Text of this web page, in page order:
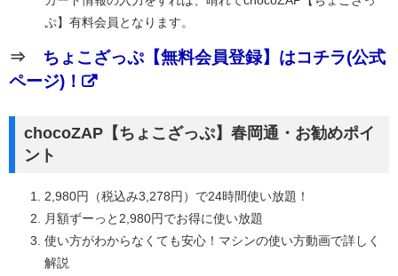
ぷ】有料会員となります。
⇒ ちょこざっぷ【無料会員登録】はコチラ(公式
ページ)！
chocoZAP【ちょこざっぷ】春岡通・お勧めポイ
ント
2,980円（税込み3,278円）で24時間使い放題！
月額ずーっと2,980円でお得に使い放題
使い方がわからなくても安心！マシンの使い方動画で詳しく
解説